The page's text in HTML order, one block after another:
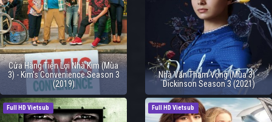
Cửa Hàng Tiện Lợi Nhà Kim (Mùa
3) - Kim's Convenience Season 3
(2019)
Nhà Văn Tham Vọng (Mùa 3) -
Dickinson Season 3 (2021)
Full HD Vietsub Full HD Vietsub